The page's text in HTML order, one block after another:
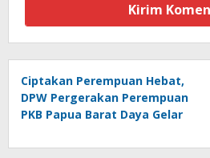
Ciptakan Perempuan Hebat,
DPW Pergerakan Perempuan
PKB Papua Barat Daya Gelar